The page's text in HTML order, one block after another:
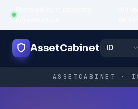
infrastructure
AssetCabinet
ASSETCABINET ·